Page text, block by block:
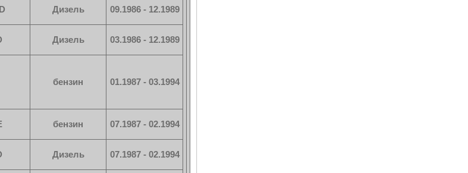
Дизель 09.1986 - 12.1989
Дизель 03.1986 - 12.1989
бензин 01.1987 - 03.1994
бензин 07.1987 - 02.1994
Дизель 07.1987 - 02.1994